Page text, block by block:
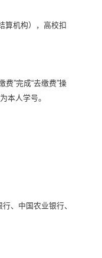
算机构），高校扣
”完成“去缴费”操
本人学号。
、中国农业银行、